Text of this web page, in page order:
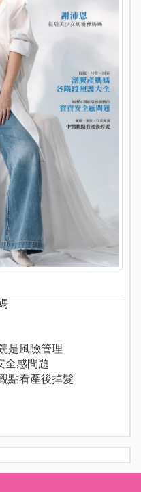
是風險管理
全感問題
點看產後掉髮